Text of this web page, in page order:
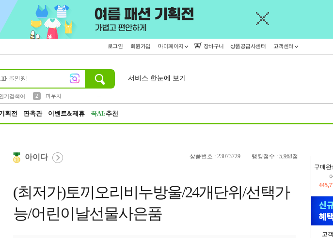
로그인 회원가입 마이페이지 장바구니 상품공급사센터 고객센터
기검색어
2
파우치
서비스 한눈에 보기
획전 판촉관 이벤트&제휴 꾹AI:추천
구매완
오
고
상품번호 : 23073729 랭킹점수 : 5,968점
아이다
(최저가)토끼오리비누방울/24개단위/선택가
능/어린이날선물사은품